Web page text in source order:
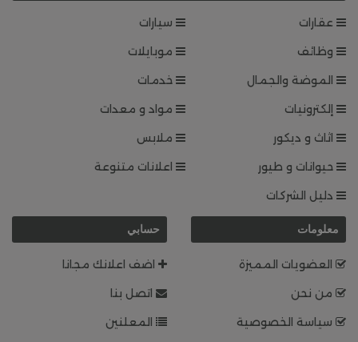
عقارات
سيارات
وظائف
موبايلات
الموضة والجمال
خدمات
إلكترونيات
مواد و معدات
اثاث و ديكور
ملابس
حيوانات و طيور
اعلانات متنوعة
دليل الشركات
معلومات
العضويات المميزة
من نحن
سياسة الخصوصية
حسابي
اضف اعلانك مجانا
اتصل بنا
المعلنين